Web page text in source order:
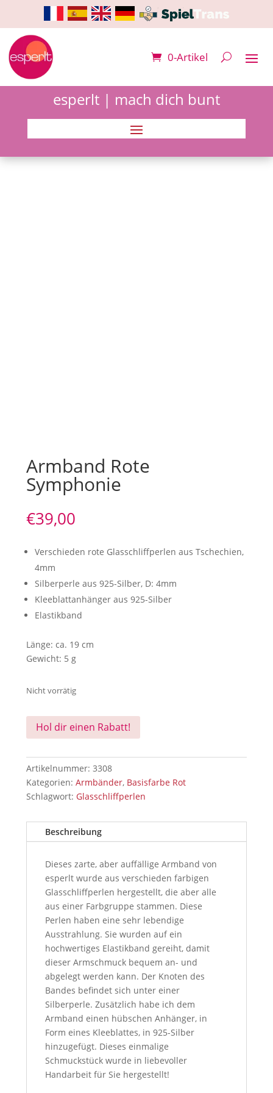
0-Artikel
esperlt | mach dich bunt
Armband Rote
Symphonie
€39,00
Verschieden rote Glasschliffperlen aus Tschechien,
4mm
Silberperle aus 925-Silber, D: 4mm
Kleeblattanhänger aus 925-Silber
Elastikband
Länge: ca. 19 cm
Gewicht: 5 g
Nicht vorrätig
Hol dir einen Rabatt!
Artikelnummer: 3308
Kategorien: Armbänder, Basisfarbe Rot
Schlagwort: Glasschliffperlen
Beschreibung
Dieses zarte, aber auffällige Armband von
esperlt wurde aus verschieden farbigen
Glasschliffperlen hergestellt, die aber alle
aus einer Farbgruppe stammen. Diese
Perlen haben eine sehr lebendige
Ausstrahlung. Sie wurden auf ein
hochwertiges Elastikband gereiht, damit
dieser Armschmuck bequem an- und
abgelegt werden kann. Der Knoten des
Bandes befindet sich unter einer
Silberperle. Zusätzlich habe ich dem
Armband einen hübschen Anhänger, in
Form eines Kleeblattes, in 925-Silber
hinzugefügt. Dieses einmalige
Schmuckstück wurde in liebevoller
Handarbeit für Sie hergestellt!